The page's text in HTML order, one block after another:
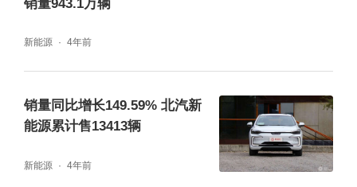
销量943.1万辆
新能源 4年前
销量同比增长149.59% 北汽新
能源累计售13413辆
新能源 4年前